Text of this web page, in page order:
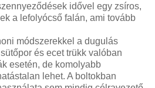
idővel egy zsíros,
a lefolyócső falán, ami tovább
módszerekkel a dugulás
és ecet trükk valóban
esetén, de komolyabb
lehet. A boltokban